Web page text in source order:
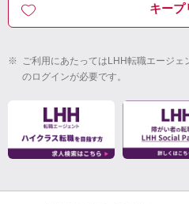
キープ
※ ご利用にあたってはLHH転職エージ
のログインが必要です。